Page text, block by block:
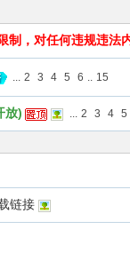
制，对任何违规违法
... 2 3 4 5 6 .. 15
放) ... 2 3 4 5
链接